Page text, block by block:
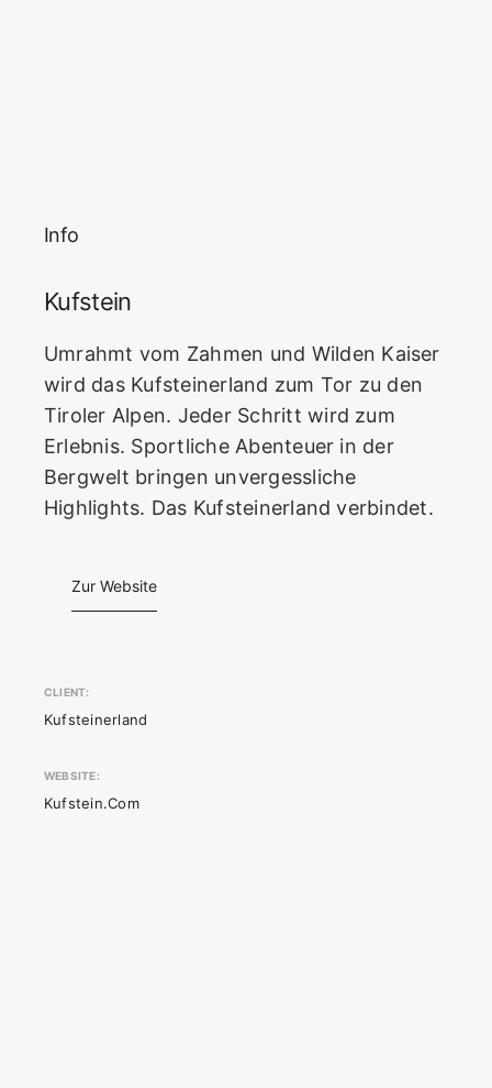
Info
Kufstein
Umrahmt vom Zahmen und Wilden Kaiser
wird das Kufsteinerland zum Tor zu den
Tiroler Alpen. Jeder Schritt wird zum
Erlebnis. Sportliche Abenteuer in der
Bergwelt bringen unvergessliche
Highlights. Das Kufsteinerland verbindet.
Zur Website
CLIENT:
Kufsteinerland
WEBSITE:
Kufstein.com